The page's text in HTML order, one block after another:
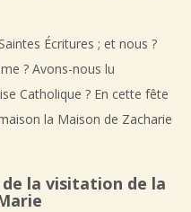
Écritures ; et nous ?
? Avons-nous lu
Catholique ? En cette fête
la Maison de Zacharie
la visitation de la